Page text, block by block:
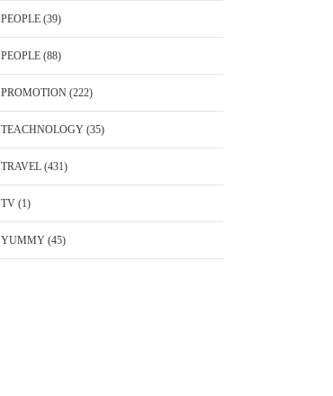
PEOPLE(39)
PEOPLE(88)
PROMOTION(222)
TEACHNOLOGY(35)
TRAVEL(431)
TV(1)
YUMMY(45)